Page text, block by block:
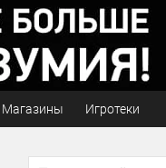
Магазины Игротеки